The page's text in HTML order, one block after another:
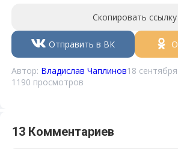
Скопировать ссылку
Отправить в ВК
Автор: Владислав Чаплинов18
1190 просмотров
13 Комментариев